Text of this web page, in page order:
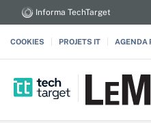
Informa TechTarget
COOKIES PROJETS IT AGENDA